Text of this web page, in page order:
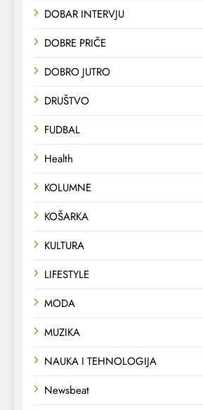
DOBAR INTERVJU
DOBRE PRIČE
DOBRO JUTRO
DRUŠTVO
FUDBAL
Health
KOLUMNE
KOŠARKA
KULTURA
LIFESTYLE
MODA
MUZIKA
NAUKA I TEHNOLOGIJA
Newsbeat